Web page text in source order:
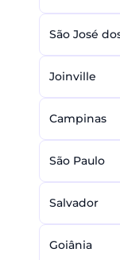
São José
Joinville
Campinas
São Paulo
Salvador
Goiânia